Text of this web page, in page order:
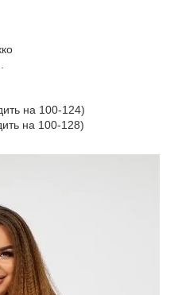
на 100-124)
на 100-128)